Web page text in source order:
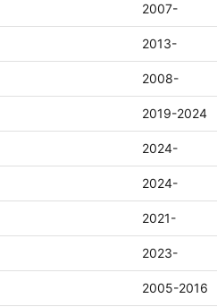
2007-
2013-
2008-
2019-2024
2024-
2024-
2021-
2023-
2005-2016